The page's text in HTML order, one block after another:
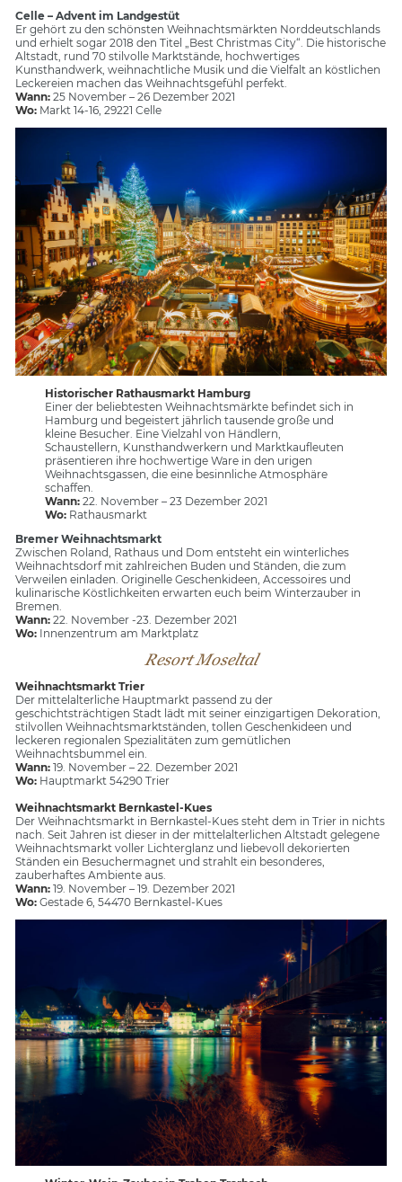
Celle – Advent im Landgestüt
Er gehört zu den schönsten Weihnachtsmärkten Norddeutschlands
und erhielt sogar 2018 den Titel „Best Christmas City“. Die historische
Altstadt, rund 70 stilvolle Marktstände, hochwertiges
Kunsthandwerk, weihnachtliche Musik und die Vielfalt an köstlichen
Leckereien machen das Weihnachtsgefühl perfekt.
Wann: 25 November – 26 Dezember 2021
Wo: Markt 14-16, 29221 Celle
Historischer Rathausmarkt Hamburg
Einer der beliebtesten Weihnachtsmärkte befindet sich in
Hamburg und begeistert jährlich tausende große und
kleine Besucher. Eine Vielzahl von Händlern,
Schaustellern, Kunsthandwerkern und Marktkaufleuten
präsentieren ihre hochwertige Ware in den urigen
Weihnachtsgassen, die eine besinnliche Atmosphäre
schaffen.
Wann: 22. November – 23 Dezember 2021
Wo: Rathausmarkt
Bremer Weihnachtsmarkt
Zwischen Roland, Rathaus und Dom entsteht ein winterliches
Weihnachtsdorf mit zahlreichen Buden und Ständen, die zum
Verweilen einladen. Originelle Geschenkideen, Accessoires und
kulinarische Köstlichkeiten erwarten euch beim Winterzauber in
Bremen.
Wann: 22. November -23. Dezember 2021
Wo: Innenzentrum am Marktplatz
Resort Moseltal
Weihnachtsmarkt Trier
Der mittelalterliche Hauptmarkt passend zu der
geschichtsträchtigen Stadt lädt mit seiner einzigartigen Dekoration,
stilvollen Weihnachtsmarktständen, tollen Geschenkideen und
leckeren regionalen Spezialitäten zum gemütlichen
Weihnachtsbummel ein.
Wann: 19. November – 22. Dezember 2021
Wo: Hauptmarkt 54290 Trier
Weihnachtsmarkt Bernkastel-Kues
Der Weihnachtsmarkt in Bernkastel-Kues steht dem in Trier in nichts
nach. Seit Jahren ist dieser in der mittelalterlichen Altstadt gelegene
Weihnachtsmarkt voller Lichterglanz und liebevoll dekorierten
Ständen ein Besuchermagnet und strahlt ein besonderes,
zauberhaftes Ambiente aus.
Wann: 19. November – 19. Dezember 2021
Wo: Gestade 6, 54470 Bernkastel-Kues